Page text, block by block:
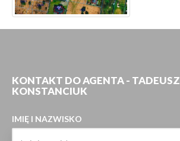
KONTAKT DO AGENTA - TADEUSZ
KONSTANCIUK
IMIĘ I NAZWISKO